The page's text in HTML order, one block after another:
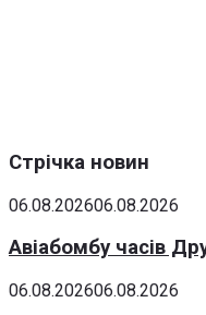
Стрічка новин
06.08.202606.08.2026
Авіабомбу часів
06.08.202606.08.2026